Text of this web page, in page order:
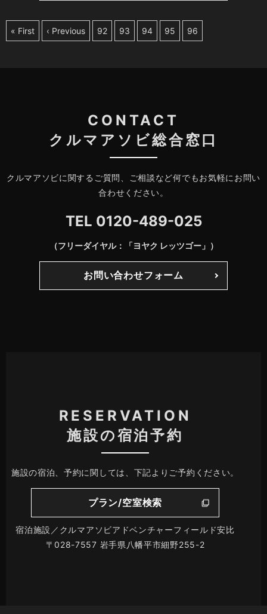
« First ‹ Previous 92 93 94 95 96
CONTACT
クルマアソビ総合窓口
クルマアソビに関するご質問、ご相談など何でもお気軽にお問い
合わせください。
TEL 0120-489-025
（フリーダイヤル：「ヨヤク レッツゴー」）
お問い合わせフォーム
RESERVATION
施設の宿泊予約
施設の宿泊、予約に関しては、下記よりご予約ください。
プラン/空室検索
宿泊施設／クルマアソビアドベンチャーフィールド安比
〒028-7557 岩手県八幡平市細野255-2